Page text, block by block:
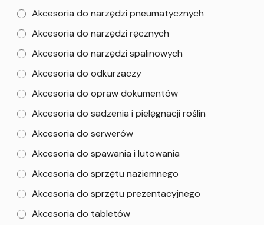
Akcesoria do narzędzi pneumatycznych
Akcesoria do narzędzi ręcznych
Akcesoria do narzędzi spalinowych
Akcesoria do odkurzaczy
Akcesoria do opraw dokumentów
Akcesoria do sadzenia i pielęgnacji roślin
Akcesoria do serwerów
Akcesoria do spawania i lutowania
Akcesoria do sprzętu naziemnego
Akcesoria do sprzętu prezentacyjnego
Akcesoria do tabletów